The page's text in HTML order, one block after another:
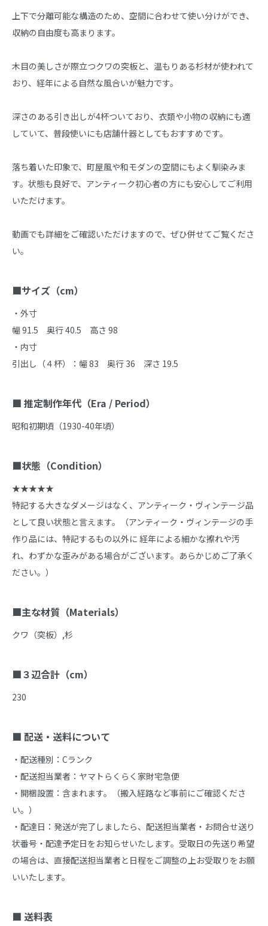
上下で分離可能な構造のため、空間に合わせて使い分けができ、
収納の自由度も高まります。
木目の美しさが際立つクワの突板と、温もりある杉材が使われて
おり、経年による自然な風合いが魅力です。
深さのある引き出しが4杯ついており、衣類や小物の収納にも適
していて、普段使いにも店舗什器としてもおすすめです。
落ち着いた印象で、町屋風や和モダンの空間にもよく馴染みま
す。状態も良好で、アンティーク初心者の方にも安心してご利用
いただけます。
動画でも詳細をご確認いただけますので、ぜひ併せてご覧くださ
い。
■サイズ（cm）
・外寸
幅 91.5　奥行 40.5　高さ 98
・内寸
引出し（４杯）：幅 83　奥行 36　深さ 19.5
■ 推定制作年代（Era / Period）
昭和初期頃（1930-40年頃）
■状態（Condition）
★★★★★
特記する大きなダメージはなく、アンティーク・ヴィンテージ品
として良い状態と言えます。（アンティーク・ヴィンテージの手
作り品には、特記するもの以外に 経年による細かな擦れや汚
れ、わずかな歪みがある場合がございます。あらかじめご了承く
ださい。）
■主な材質（Materials）
クワ（突板）,杉
■３辺合計（cm）
230
■ 配送・送料について
・配送種別：Cランク
・配送担当業者：ヤマトらくらく家財宅急便
・開梱設置：含まれます。（搬入経路など事前にご確認くださ
い。）
・配達日：発送が完了しましたら、配送担当業者・お問合せ送り
状番号・配達予定日をお知らせいたします。受取日の先送り希望
の場合は、直接配送担当業者と日程をご調整の上お受取りをお願
いいたします。
■ 送料表